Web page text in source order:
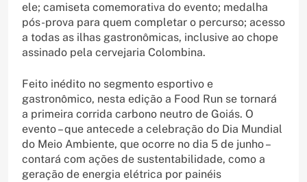
ele; camiseta comemorativa do evento; medalha
pós-prova para quem completar o percurso; acesso
a todas as ilhas gastronômicas, inclusive ao chope
assinado pela cervejaria Colombina.
Feito inédito no segmento esportivo e
gastronômico, nesta edição a Food Run se tornará
a primeira corrida carbono neutro de Goiás. O
evento – que antecede a celebração do Dia Mundial
do Meio Ambiente, que ocorre no dia 5 de junho –
contará com ações de sustentabilidade, como a
geração de energia elétrica por painéis